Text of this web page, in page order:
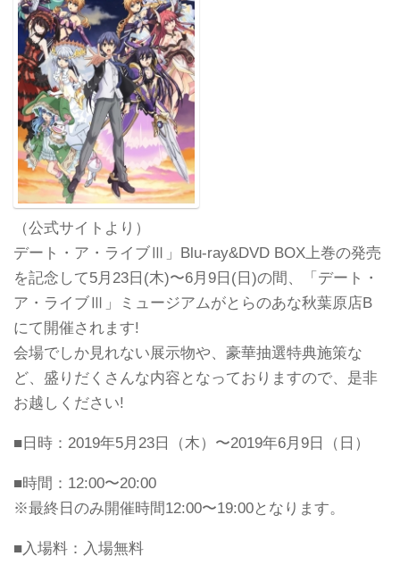
（公式サイトより）
デート・ア・ライブⅢ」Blu-ray&DVD BOX上巻の発売
を記念して5月23日(木)〜6月9日(日)の間、「デート・
ア・ライブⅢ」ミュージアムがとらのあな秋葉原店B
にて開催されます!
会場でしか見れない展示物や、豪華抽選特典施策な
ど、盛りだくさんな内容となっておりますので、是非
お越しください!
■日時：2019年5月23日（木）〜2019年6月9日（日）
■時間：12:00〜20:00
※最終日のみ開催時間12:00〜19:00となります。
■入場料：入場無料